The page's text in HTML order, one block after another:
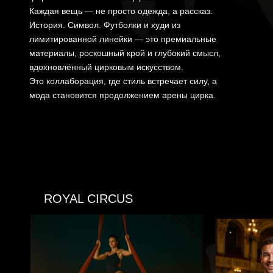
и предмета, который стал
манифестом.
Каждая вещь — не просто одежда, а рассказ.
История. Символ. Футболки и худи из
лимитированной линейки — это премиальные
материалы, роскошный крой и глубокий смысл,
вдохновлённый цирковым искусством.
Это коллаборация, где стиль встречает силу, а
мода становится продолжением арены цирка.
ROYAL CIRCUS